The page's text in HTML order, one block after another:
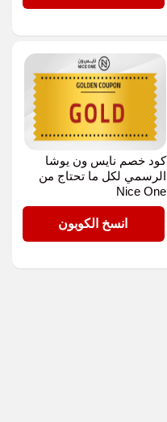
كود خصم نايس ون يوشا
الرسمي لكل ما تحتاج من
Nice One
GOLDانسخ الكوبون